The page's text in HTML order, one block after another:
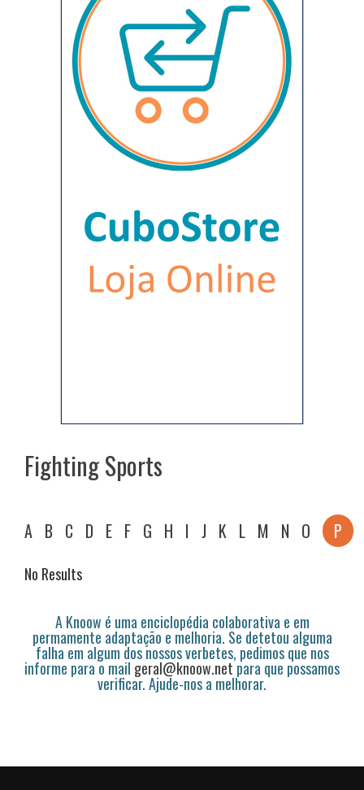
Fighting Sports
A B C D E F G H I J K L M N O P
No Results
A Knoow é uma enciclopédia colaborativa e em
permamente adaptação e melhoria. Se detetou alguma
falha em algum dos nossos verbetes, pedimos que nos
informe para o mail geral@knoow.netpara que possamos
verificar. Ajude-nos a melhorar.